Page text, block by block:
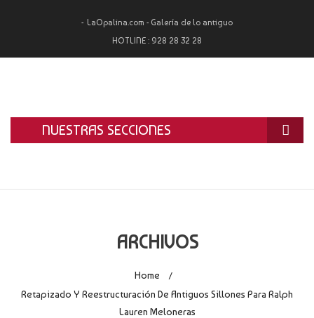
LaOpalina.com - Galería de lo antiguo
HOTLINE : 928 28 32 28
NUESTRAS SECCIONES
LA OPALINA
TASACIÓN Y COMPRA
ARCHIVOS
Home /
Retapizado Y Reestructuración De Antiguos Sillones Para Ralph
Lauren Meloneras